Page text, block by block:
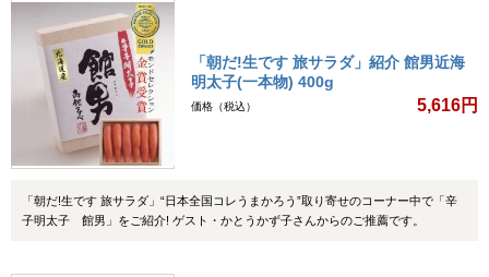
「朝だ!生です 旅サラダ」紹介 館男近海
明太子(一本物) 400g
価格（税込） 5,616円
「朝だ!生です 旅サラダ」“日本全国コレうまかろう”取り寄せのコーナー中で「辛
子明太子 館男」をご紹介! ゲスト・かとうかず子さんからのご推薦です。